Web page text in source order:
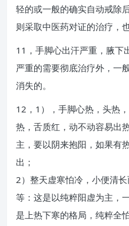
轻的或一般的确实自动戒除
则采取中医药对证的治疗，
11，手脚心出汗严重，腋下
严重的需要彻底治疗外，一
消失的。
12，1），手脚心热，头热
热，舌质红，动不动容易出
主，要以阴来抱阳，如果有
出；
2）整天虚寒怕冷，小便清
等：这是以纯粹阳虚为主，
是上热下寒的格局，纯粹全